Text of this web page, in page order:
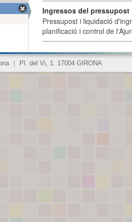
Ingressos del pressupost
Pressupost i liquidació
planificació i control de
Pl. del Vi, 1. 17004 GIRONA